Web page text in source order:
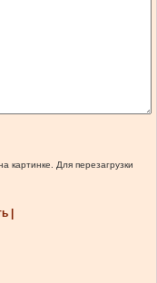
картинке. Для перезагрузки
|